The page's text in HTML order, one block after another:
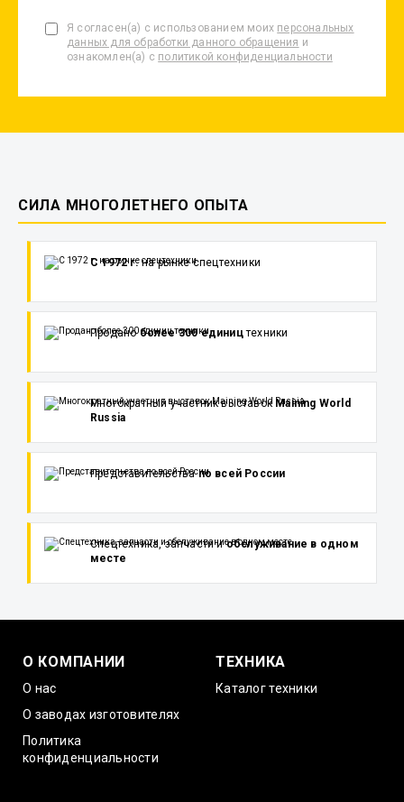
Я согласен(а) с использованием моих персональных
данных для обработки данного обращения и
ознакомлен(а) с политикой конфиденциальности
СИЛА МНОГОЛЕТНЕГО ОПЫТА
С 1972 г.на рынке спецтехники
Проданоболее 300 едиництехники
Многократный участник выставок Maining World
Russia
Представительствапо всей России
Спецтехника, запчасти иобслуживание в одном
месте
О КОМПАНИИ
О нас
О заводах изготовителях
Политика
конфиденциальности
ТЕХНИКА
Каталог техники